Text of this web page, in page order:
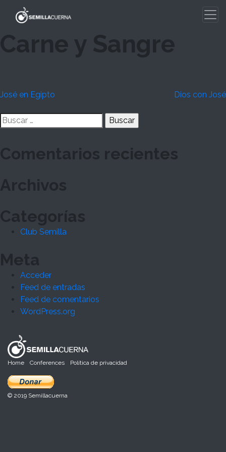
Carne y Sangre
Navegación
de
José en Egipto Dios con José
Buscar:
Comentarios recientes
Archivos
Categorías
Club Semilla
Meta
Acceder
Feed de entradas
Feed de comentarios
WordPress.org
Home Conferences Política de privacidad
© 2019 Semillacuerna